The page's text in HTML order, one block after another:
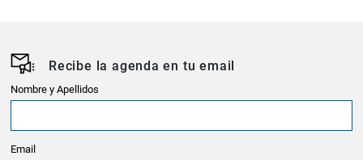
Recibe la agenda en tu email
Nombre y Apellidos
Email